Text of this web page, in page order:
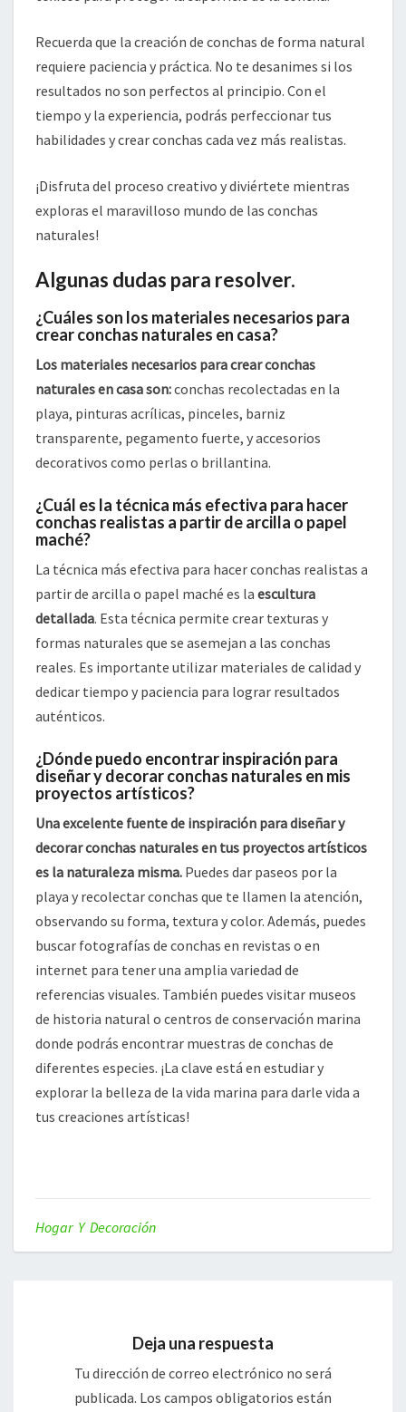
Recuerda que la creación de conchas de forma natural
requiere paciencia y práctica. No te desanimes si los
resultados no son perfectos al principio. Con el
tiempo y la experiencia, podrás perfeccionar tus
habilidades y crear conchas cada vez más realistas.
¡Disfruta del proceso creativo y diviértete mientras
exploras el maravilloso mundo de las conchas
naturales!
Algunas dudas para resolver.
¿Cuáles son los materiales necesarios para
crear conchas naturales en casa?
Los materiales necesarios para crear conchas
naturales en casa son:conchas recolectadas en la
playa, pinturas acrílicas, pinceles, barniz
transparente, pegamento fuerte, y accesorios
decorativos como perlas o brillantina.
¿Cuál es la técnica más efectiva para hacer
conchas realistas a partir de arcilla o papel
maché?
La técnica más efectiva para hacer conchas realistas a
partir de arcilla o papel maché es la escultura
detallada. Esta técnica permite crear texturas y
formas naturales que se asemejan a las conchas
reales. Es importante utilizar materiales de calidad y
dedicar tiempo y paciencia para lograr resultados
auténticos.
¿Dónde puedo encontrar inspiración para
diseñar y decorar conchas naturales en mis
proyectos artísticos?
Una excelente fuente de inspiración para diseñar y
decorar conchas naturales en tus proyectos artísticos
es la naturaleza misma. Puedes dar paseos por la
playa y recolectar conchas que te llamen la atención,
observando su forma, textura y color. Además, puedes
buscar fotografías de conchas en revistas o en
internet para tener una amplia variedad de
referencias visuales. También puedes visitar museos
de historia natural o centros de conservación marina
donde podrás encontrar muestras de conchas de
diferentes especies. ¡La clave está en estudiar y
explorar la belleza de la vida marina para darle vida a
tus creaciones artísticas!
Hogar Y Decoración
Deja una respuesta
Tu dirección de correo electrónico no será
publicada. Los campos obligatorios están